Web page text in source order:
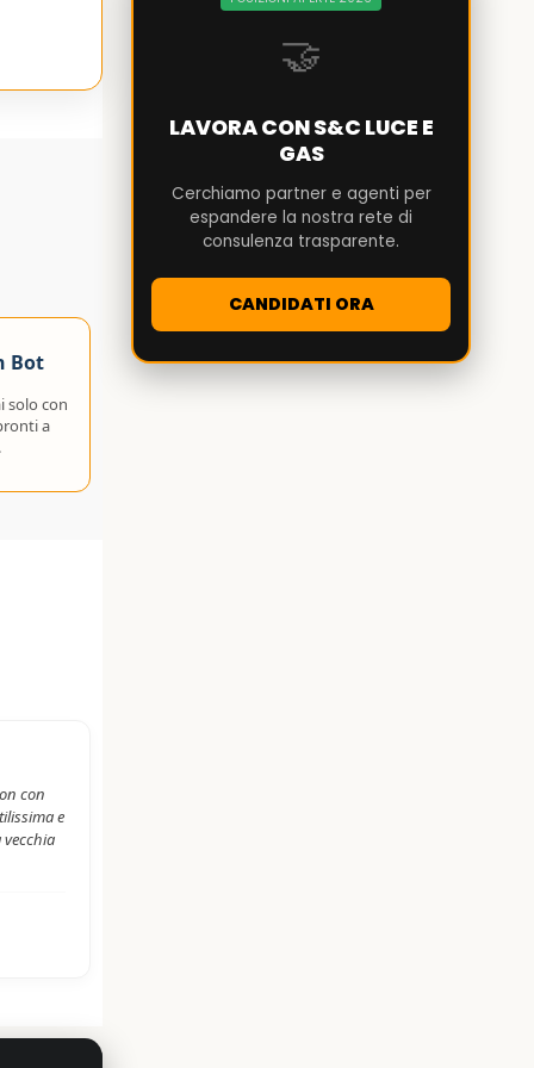
Bot
solo con
a
con
e
🤝
LAVORA CON S&C LUCE E
GAS
Cerchiamo partner e agenti per
espandere la nostra rete di
consulenza trasparente.
CANDIDATI ORA